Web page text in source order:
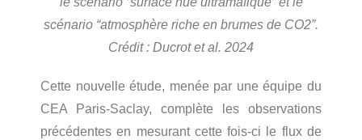
scénario “atmosphère riche en brumes de CO2”.
Crédit : Ducrot et al. 2024
Cette nouvelle étude, menée par une équipe du
CEA Paris-Saclay, complète les observations
précédentes en mesurant cette fois-ci le flux de